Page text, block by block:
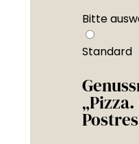
Bitte
Standard